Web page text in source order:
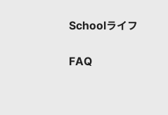
Schoolライフ
FAQ